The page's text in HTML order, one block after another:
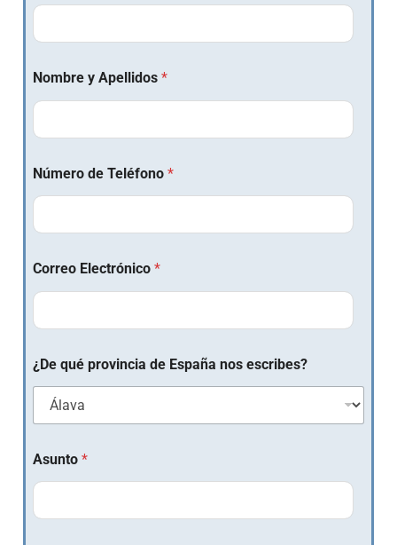
Nombre y Apellidos *
Número de Teléfono *
Correo Electrónico *
¿De qué provincia de España nos escribes?
Asunto *